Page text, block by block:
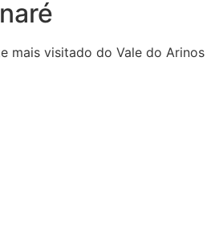
mais visitado do Vale do Arinos